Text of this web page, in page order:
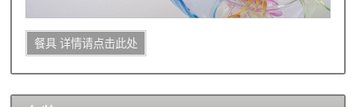
餐具 详情请点击此处